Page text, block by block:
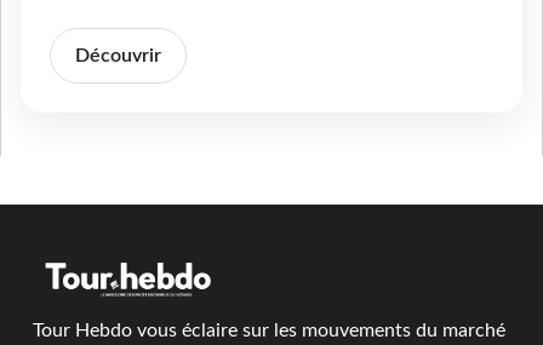
Découvrir
Tour Hebdo vous éclaire sur les mouvements du marché